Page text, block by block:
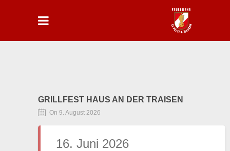
GRILLFEST HAUS AN DER TRAISEN
On 9. August 2026
16. Juni 2026